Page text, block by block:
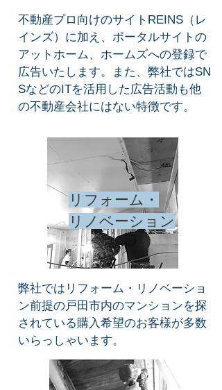
不動産プロ向けのサイトREINS（レ
インズ）に加え、ポータルサイトの
アットホーム、ホームズへの登録で
広告いたします。​また、弊社ではSN
SなどのITを活用した広告活動も他
の不動産会社にはない特徴です。
リフォーム・
リノベーション
弊社ではリフォーム・リノベーショ
ン前提の戸田市内のマンションを探
されている購入希望のお客様が多数
いらっしゃいます。